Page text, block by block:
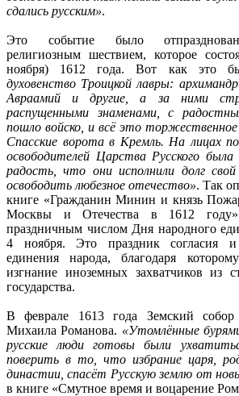
сдались русским».
Это событие было
религиозным шествием, которое
ноября) 1612 года. Вот как это
духовенство Троицкой лавры:
Авраамий и другие, а за ними
распущенными знаменами, с
пошло войско, и всё это
Спасские ворота в Кремль. На лицах
освободителей Царства Русского была
радость, что они исполнили долг
освободить любезное отечество». Так
книге «Гражданин Минин и князь
Москвы и Отечества в 1612
праздничным числом Дня народного
4 ноября. Это праздник согласия
единения народа, благодаря
изгнание иноземных захватчиков из
государства.
В феврале 1613 года Земский собор
Михаила Романова. «Утомлённые
русские люди готовы были
поверить в то, что избрание царя,
династии, спасёт Русскую землю от
в книге «Смутное время и воцарение